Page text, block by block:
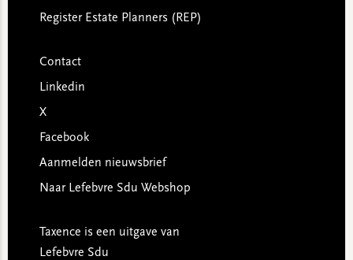
Register Estate Planners (REP)
Contact
Linkedin
X
Facebook
Aanmelden nieuwsbrief
Naar Lefebvre Sdu Webshop
Taxence is een uitgave van
Lefebvre Sdu